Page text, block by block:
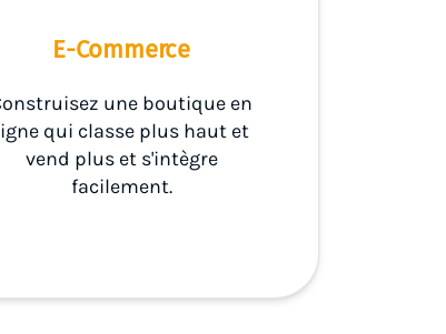
E-Commerce
une boutique en
qui classe plus haut et
vend plus et s'intègre
facilement.